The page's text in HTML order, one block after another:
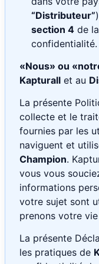
“Distributeur”
section 4 de
confidentialité.
«Nous» ou
Kapturall et au
La présente
collecte et le
fournies par les
naviguent et
Champion.
vous vous
informations
votre sujet sont
prenons votre
La présente
les pratiques de